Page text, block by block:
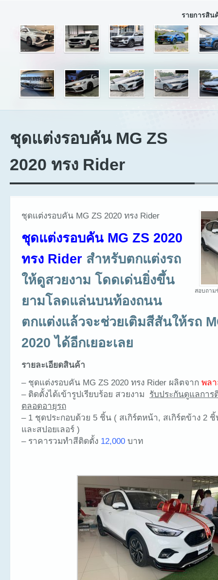
รายการสิน
ชุดแต่งรอบคัน MG ZS
2020 ทรง Rider
สอบถาม
ชุดแต่งรอบคัน MG ZS 2020 ทรง Rider
ชุดแต่งรอบคัน MG ZS 2020
ทรง Rider สำหรับตกแต่งรถ
ให้ดูสวยงาม โดดเด่นยิ่งขึ้น
ยามโลดแล่นบนท้องถนน
ตกแต่งแล้วจะช่วยเติมสีสันให้รถ
2020 ได้อีกเยอะเลย
รายละเอียดสินค้า
– ชุดแต่งรอบคัน MG ZS 2020 ทรง Rider ผลิตจาก พล
– ติดตั้งได้เข้ารูปเรียบร้อย สวยงาม รับประกันดูแลการ
ตลอดอายุรถ
– 1 ชุดประกอบด้วย 5 ชิ้น ( สเกิร์ตหน้า, สเกิร์ตข้าง 2 ชิ้
และสปอยเลอร์ )
– ราคารวมทำสีติดตั้ง 12,000 บาท